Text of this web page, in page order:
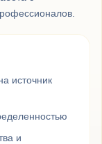
источник
и